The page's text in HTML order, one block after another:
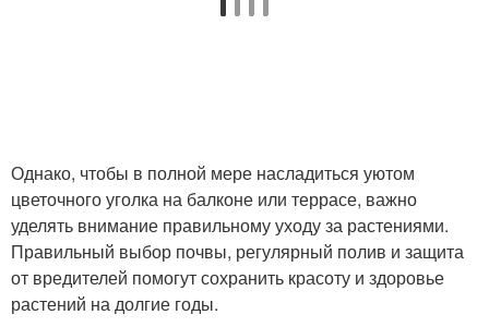
Однако, чтобы в полной мере насладиться уютом
цветочного уголка на балконе или террасе, важно
уделять внимание правильному уходу за растениями.
Правильный выбор почвы, регулярный полив и защита
от вредителей помогут сохранить красоту и здоровье
растений на долгие годы.